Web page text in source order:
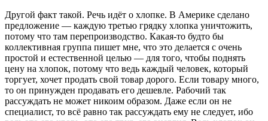
Другой факт такой. Речь идёт о хлопке. В Америке сделано
предложение — каждую третью грядку хлопка уничтожить,
потому что там перепроизводство. Какая-то будто бы
коллективная группа пишет мне, что это делается с очень
простой и естественной целью — для того, чтобы поднять
цену на хлопок, потому что ведь каждый человек, который
торгует, хочет продать свой товар дорого. Если товару много,
то он принужден продавать его дешевле. Рабочий так
рассуждать не может никоим образом. Даже если он не
специалист, то всё равно так рассуждать ему не следует, ибо